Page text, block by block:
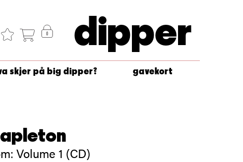
dipper
skjer på big dipper? gavekort
Volume 1 (CD)